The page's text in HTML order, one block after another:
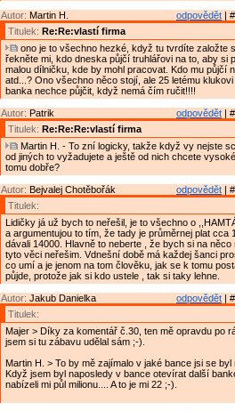
odpovědět |
Autor: Martin H.
Titulek: Re:Re:vlastí firma
ono je to všechno hezké, když tu tvrdíte založte
řekněte mi, kdo dneska půjčí truhlářovi na to, aby si
malou dílničku, kde by mohl pracovat. Kdo mu půjčí
atd...? Ono všechno něco stojí, ale 25 letému
banka nechce půjčit, když nemá čím ručit!!!!
odpovědět |
Autor: Patrik
Titulek: Re:Re:Re:vlastí firma
Martin H. - To zní logicky, takže když vy nejste
od jiných to vyžadujete a ještě od nich chcete
tomu dobře?
odpovědět |
Autor: Bejvalej Chotěbořák
Titulek:
Lidičky já už bych to neřešil, je to všechno o
a argumentujou to tím, že tady je průměrnej plat cca
dávali 14000. Hlavně to neberte , že bych si na něco
tyto věci neřešim. Vdnešní době má každej šanci
co umí a je jenom na tom člověku, jak se k tomu
půjde, protože jak si kdo ustele , tak si taky lehne.
odpovědět |
Autor: Jakub Danielka
Titulek:
Majer > Díky za komentář č.30, ten mě opravdu po
jsem si tu zábavu udělal sám ;-).
Martin H. > To by mě zajímalo v jaké bance jsi se byl
Když jsem byl naposledy v bance otevírat další
nabízeli mi půl milionu.... A to je mi 22 ;-).